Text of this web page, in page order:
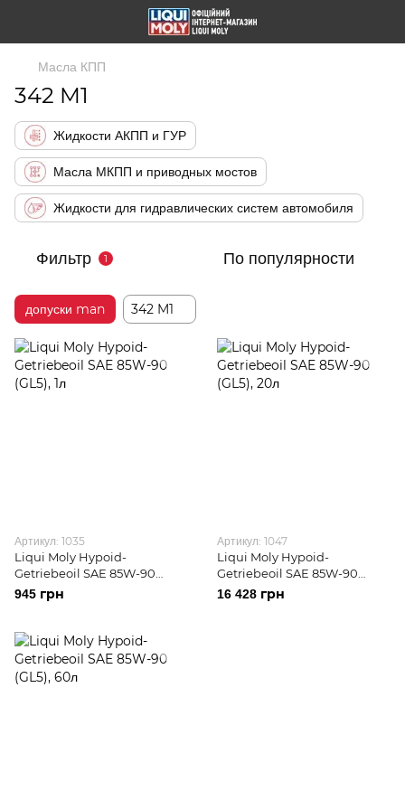
Масла КПП
342 M1
Жидкости АКПП и ГУР
Масла МКПП и приводных мостов
Жидкости для гидравлических систем автомобиля
Фильтр 1 По популярности
допуски man 342 M1
Артикул: 1035
Liqui Moly Hypoid-
Getriebeoil SAE 85W-90
(GL5), 1л
945 грн
Артикул: 1047
Liqui Moly Hypoid-
Getriebeoil SAE 85W-90
(GL5), 20л
16 428 грн